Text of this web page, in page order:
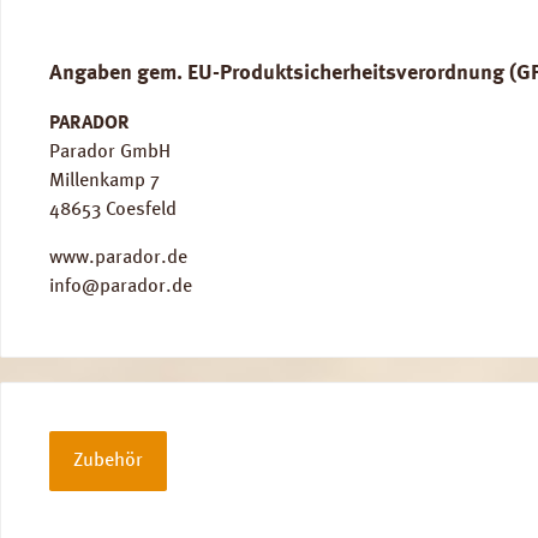
Angaben gem. EU-Produktsicherheitsverordnung
PARADOR
Parador GmbH
Millenkamp 7
48653 Coesfeld
www.parador.de
info@parador.de
Zubehör